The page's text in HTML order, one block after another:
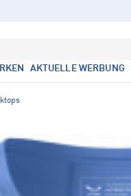
AKTUELLE WERBUNG